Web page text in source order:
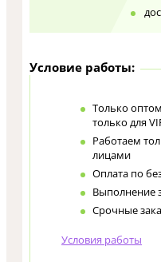
Условие работы:
Только
только для
Работаем
лицами
Оплата по
Выполнение
Срочные
Условия работы